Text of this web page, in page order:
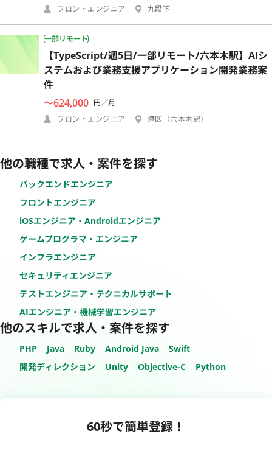
フロントエンジニア
九段下
一部リモート
【TypeScript/週5日/一部リモート/六本木駅】AIシ
ステムおよび業務支援アプリケーション開発業務案
件
〜624,000 円／月
フロントエンジニア
港区（六本木駅）
他の職種で求人・案件を探す
バックエンドエンジニア
フロントエンジニア
iOSエンジニア・Androidエンジニア
ゲームプログラマ・エンジニア
インフラエンジニア
セキュリティエンジニア
テストエンジニア・テクニカルサポート
AIエンジニア・機械学習エンジニア
他のスキルで求人・案件を探す
PHP Java Ruby Android Java
Swift
開発ディレクション
Unity Objective-C Python
60秒で簡単登録！